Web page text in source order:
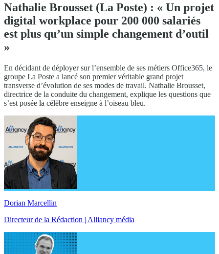
Nathalie Brousset (La Poste) : « Un projet
digital workplace pour 200 000 salariés
est plus qu’un simple changement d’outil
»
En décidant de déployer sur l’ensemble de ses métiers Office365, le
groupe La Poste a lancé son premier véritable grand projet
transverse d’évolution de ses modes de travail. Nathalie Brousset,
directrice de la conduite du changement, explique les questions que
s’est posée la célèbre enseigne à l’oiseau bleu.
Dorian Marcellin
Directeur de la Rédaction | Alliancy média